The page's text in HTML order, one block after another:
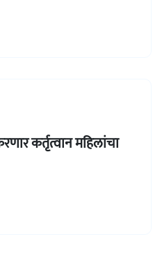
कर्तृत्वान महिलांचा